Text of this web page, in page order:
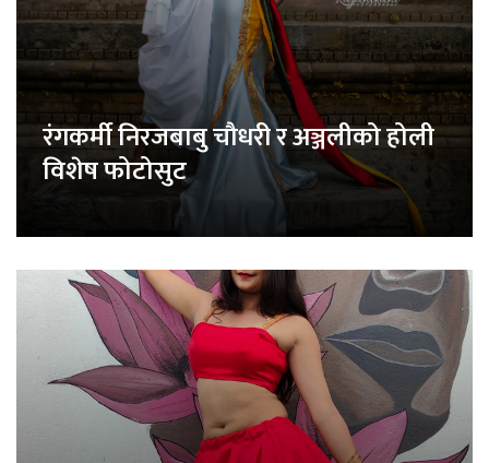
रंगकर्मी निरजबाबु चौधरी र अञ्जलीको होली
विशेष फोटोसुट